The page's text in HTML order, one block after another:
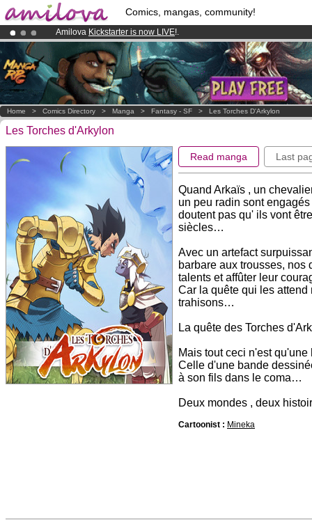
Comics, mangas, community!
Amilova Kickstarter is now LIVE!.
Premium membership from3.95 eurosper month !Get membership
Already 134393membersand 1208 comics & mangas!.
Home > Comics Directory > Manga > Fantasy - SF > Les Torches D'Arkylon
Les Torches d'Arkylon
Read manga Last
Quand Arkaïs , un
un peu radin sont
doutent pas qu' ils vont
siècles…
Avec un artefact
barbare aux trousses, nos
talents et affûter leur
Car la quête qui les
trahisons…
La quête des Torches
Mais tout ceci n'est qu'une
Celle d'une bande
à son fils dans le coma…
Deux mondes , deux
Cartoonist : Mineka